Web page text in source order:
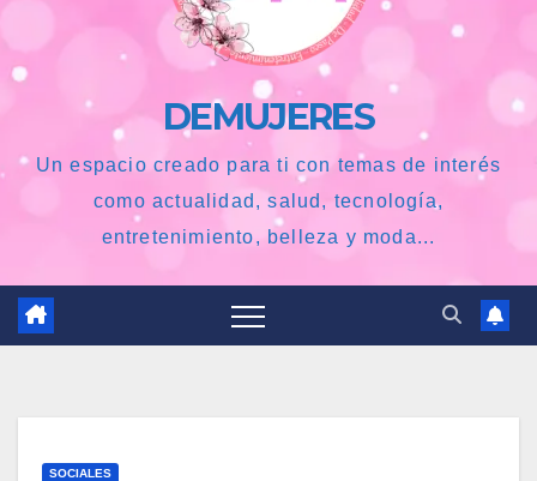
DEMUJERES
Un espacio creado para ti con temas de interés
como actualidad, salud, tecnología,
entretenimiento, belleza y moda...
SOCIALES